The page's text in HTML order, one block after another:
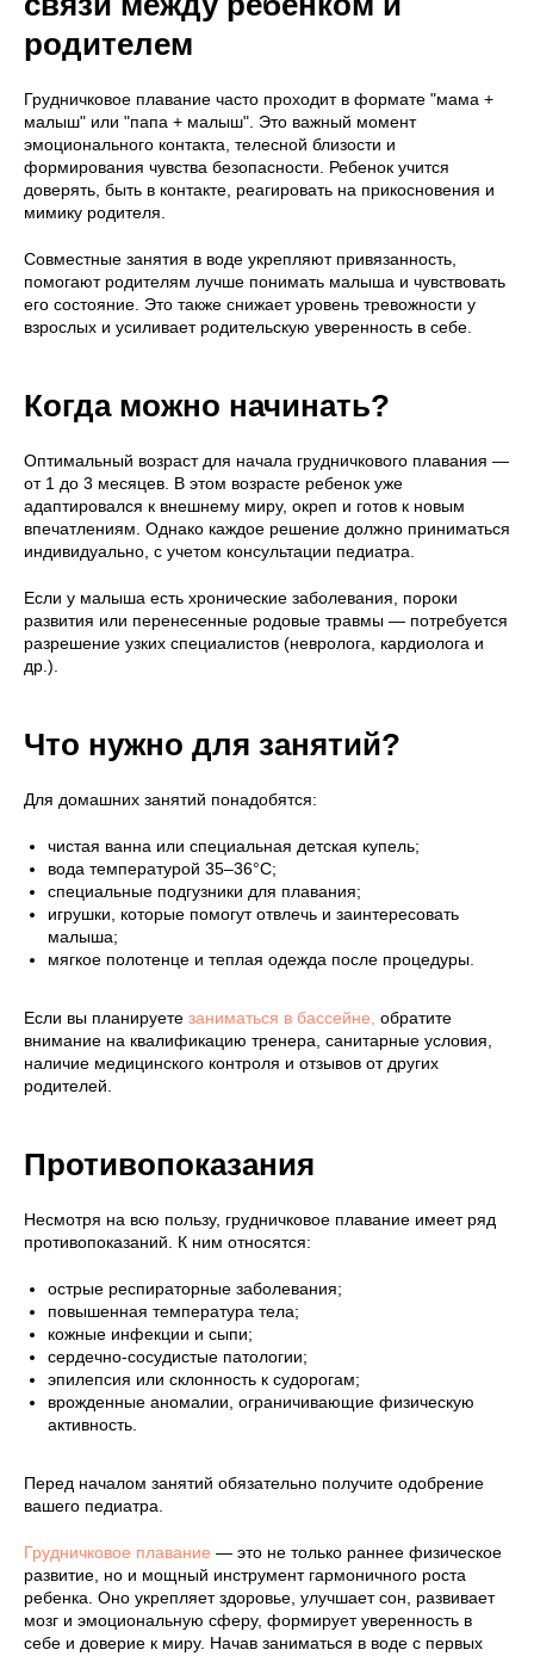
родителем
Грудничковое плавание часто проходит в формате "мама +
малыш" или "папа + малыш". Это важный момент
эмоционального контакта, телесной близости и
формирования чувства безопасности. Ребенок учится
доверять, быть в контакте, реагировать на прикосновения и
мимику родителя.
Совместные занятия в воде укрепляют привязанность,
помогают родителям лучше понимать малыша и чувствовать
его состояние. Это также снижает уровень тревожности у
взрослых и усиливает родительскую уверенность в себе.
Когда можно начинать?
Оптимальный возраст для начала грудничкового плавания —
от 1 до 3 месяцев. В этом возрасте ребенок уже
адаптировался к внешнему миру, окреп и готов к новым
впечатлениям. Однако каждое решение должно приниматься
индивидуально, с учетом консультации педиатра.
Если у малыша есть хронические заболевания, пороки
развития или перенесенные родовые травмы — потребуется
разрешение узких специалистов (невролога, кардиолога и
др.).
Что нужно для занятий?
Для домашних занятий понадобятся:
чистая ванна или специальная детская купель;
вода температурой 35–36°C;
специальные подгузники для плавания;
игрушки, которые помогут отвлечь и заинтересовать
малыша;
мягкое полотенце и теплая одежда после процедуры.
Если вы планируете заниматься в бассейне, обратите
внимание на квалификацию тренера, санитарные условия,
наличие медицинского контроля и отзывов от других
родителей.
Противопоказания
Несмотря на всю пользу, грудничковое плавание имеет ряд
противопоказаний. К ним относятся:
острые респираторные заболевания;
повышенная температура тела;
кожные инфекции и сыпи;
сердечно-сосудистые патологии;
эпилепсия или склонность к судорогам;
врожденные аномалии, ограничивающие физическую
активность.
Перед началом занятий обязательно получите одобрение
вашего педиатра.
Грудничковое плавание — это не только раннее физическое
развитие, но и мощный инструмент гармоничного роста
ребенка. Оно укрепляет здоровье, улучшает сон, развивает
мозг и эмоциональную сферу, формирует уверенность в
себе и доверие к миру. Начав заниматься в воде с первых